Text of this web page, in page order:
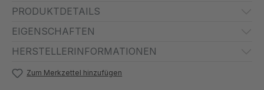
PRODUKTDETAILS
EIGENSCHAFTEN
HERSTELLERINFORMATIONEN
Zum Merkzettel hinzufügen